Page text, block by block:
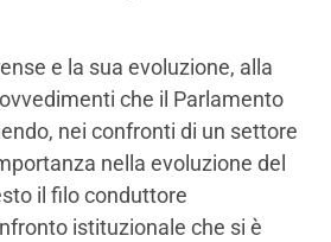
e la sua evoluzione, alla
che il Parlamento
nei confronti di un settore
nella evoluzione del
il filo conduttore
istituzionale che si è